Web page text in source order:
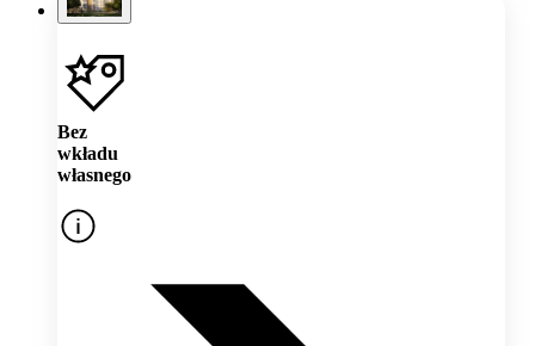
Bez
wkładu
własnego